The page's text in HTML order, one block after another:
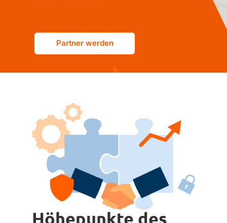
Partner werden
Höhepunkte des